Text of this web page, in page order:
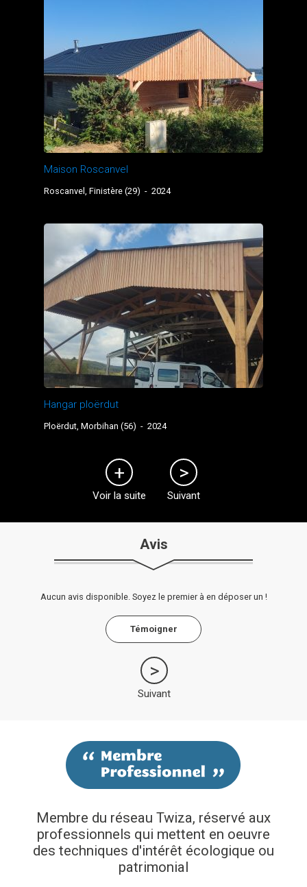
Maison Roscanvel
Roscanvel, Finistère (29) - 2024
Hangar ploërdut
Ploërdut, Morbihan (56) - 2024
Voir la suite Suivant
Avis
Aucun avis disponible. Soyez le premier à en déposer un !
Témoigner
Suivant
Membre du réseau Twiza, réservé aux
professionnels qui mettent en oeuvre
des techniques d'intérêt écologique ou
patrimonial